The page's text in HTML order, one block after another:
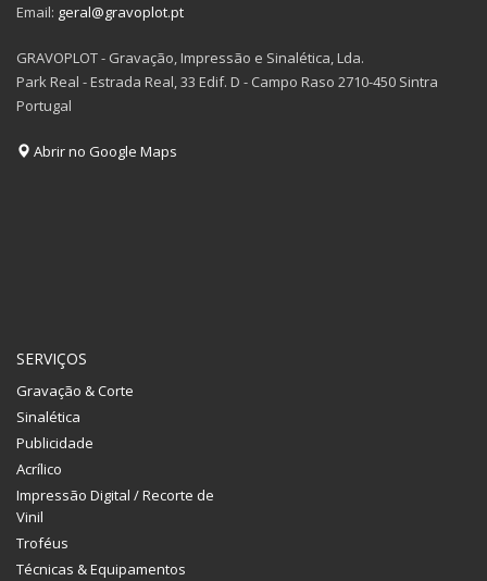
Email: geral@gravoplot.pt
GRAVOPLOT - Gravação, Impressão e Sinalética, Lda.
Park Real - Estrada Real, 33 Edif. D - Campo Raso 2710-450 Sintra
Portugal
Abrir no Google Maps
SERVIÇOS
Gravação & Corte
Sinalética
Publicidade
Acrílico
Impressão Digital / Recorte de
Vinil
Troféus
Técnicas & Equipamentos